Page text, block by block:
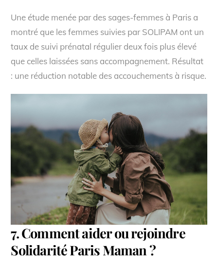
Une étude menée par des sages-femmes à Paris a
montré que les femmes suivies par SOLIPAM ont un
taux de suivi prénatal régulier deux fois plus élevé
que celles laissées sans accompagnement. Résultat
: une réduction notable des accouchements à risque.
7. Comment aider ou rejoindre
Solidarité Paris Maman ?